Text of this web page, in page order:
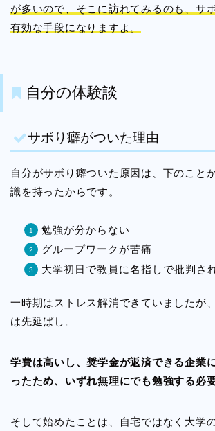
が多いので、そこに訪れてみるのも、サ
有効な手段になりますよ。
自分の体験談
サボり癖がついた理由
自分がサボり癖ついた原因は、下のこと
識を持ったからです。
勉強が分からない
グループワークが苦痛
大学初日で教員に名指しで批判さ
一時期はストレス解消できていましたが
は先延ばし。
学費は高いし、奨学金が返済できる企業
ったため、いずれ無理にでも勉強する必
そして始めたことは、自宅ではなく大学